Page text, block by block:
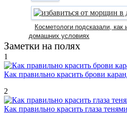
Косметологи подсказали,
домашних условиях
Заметки на полях
1
Как правильно красить брови
2
Как правильно красить глаза